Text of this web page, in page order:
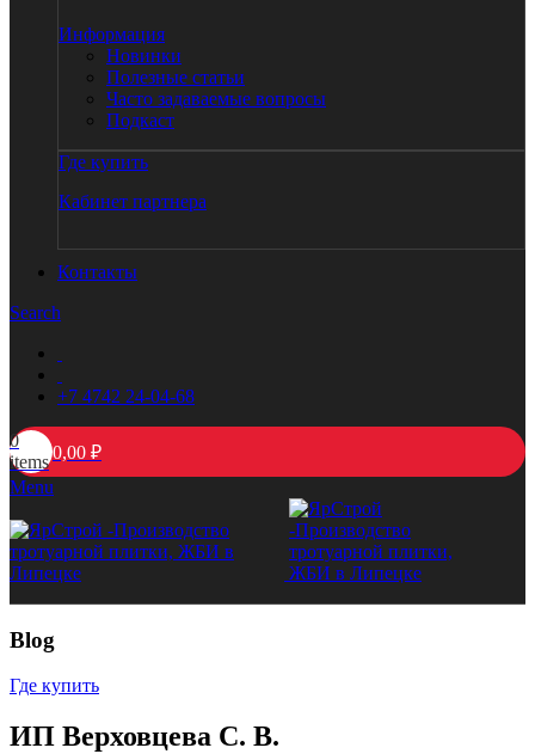
Информация
Новинки
Полезные статьи
Часто задаваемые вопросы
Подкаст
Где купить
Кабинет партнера
Контакты
Search
+7 4742 24-04-68
0
items0,00 ₽
Menu
Blog
Где купить
ИП Верховцева С. В.